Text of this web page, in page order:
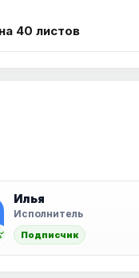
40 листов
Илья
Исполнитель
Подписчик